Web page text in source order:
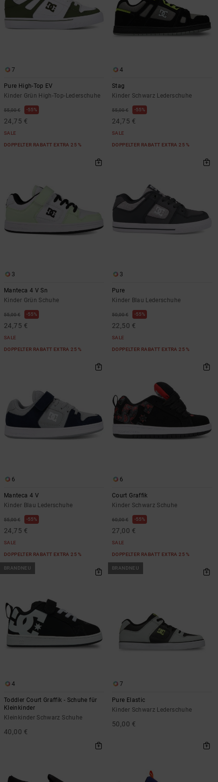
7
Pure High-Top EV
Kinder Grün High-Top-Lederschuhe
55,00 € 55%
24,75 €
SALE
DOPPELTER RABATT EXTRA 25 %
4
Stag
Kinder Schwarz Lederschuhe
55,00 € 55%
24,75 €
SALE
DOPPELTER RABATT EXTRA 25 %
3
Manteca 4 V Sn
Kinder Grün Schuhe
55,00 € 55%
24,75 €
SALE
DOPPELTER RABATT EXTRA 25 %
3
Pure
Kinder Blau Lederschuhe
50,00 € 55%
22,50 €
SALE
DOPPELTER RABATT EXTRA 25 %
6
Manteca 4 V
Kinder Blau Lederschuhe
55,00 € 55%
24,75 €
SALE
DOPPELTER RABATT EXTRA 25 %
6
Court Graffik
Kinder Schwarz Schuhe
60,00 € 55%
27,00 €
SALE
DOPPELTER RABATT EXTRA 25 %
BRANDNEU
4
Toddler Court Graffik - Schuhe für
Kleinkinder
Kleinkinder Schwarz Schuhe
40,00 €
BRANDNEU
7
Pure Elastic
Kinder Schwarz Lederschuhe
50,00 €